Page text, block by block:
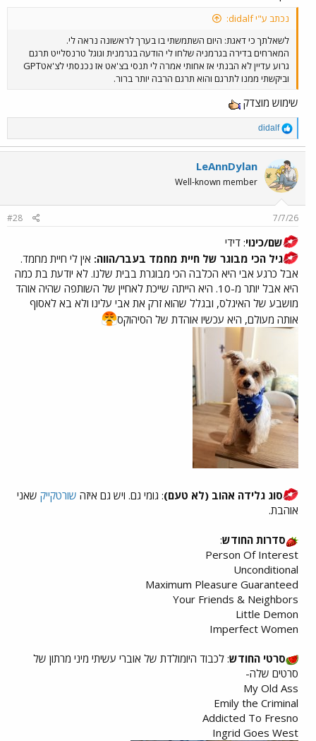
נכתב ע"י didalf:
לשאלתך כי דאגת: היום השתמשתי בו בערך לראשונה נראה לי.
המארחים בדירה בגרמניה שלחו לי הודעה בגרמנית וגוגל טרנסלייט תרגם
גרוע עדיין לא הבנתי אז אחותי אמרה לי תנסי בצ'אט אז נכנסתי לצ'אטGPT
וביקשתי ממנו לתרגם והוא תרגם הרבה יותר ברור.
שימוש מוצדק
R
e
a
t
i
o
s
didalf
LeAnnDylan
Well-known member
7/7/26
#28
שם/כינוי: דידי
גיל הכי מבוגר של חיית מחמד בעבר/הווה: אין לי חיית מחמד.
אבל כרגע אבי היא הכלבה הכי מבוגרת בבית שלנו. לא יודעת בת כמה
היא אבל יותר מ-10. היא הייתה שייכת לאחיין של השותפה שהיה אוהד
מושבע של האיגלס, ובגלל שהוא זרק את אבי עלינו ולא בא לאסוף
אותה מעולם, היא עכשיו אוהדת של הסיהוקס
סוג גלידה אהוב (לא טעם): גומי גם. ויש גם איזה שורטקייק שאני
אוהבת.
סדרות החודש:
Person Of Interest
Unconditional
Maximum Pleasure Guaranteed
Your Friends & Neighbors
Little Demon
Imperfect Women
סרטי החודש: לכבוד היומולדת של אוברי עשיתי מיני מרתון של
סרטים שלה-
My Old Ass
Emily the Criminal
Addicted To Fresno
Ingrid Goes West